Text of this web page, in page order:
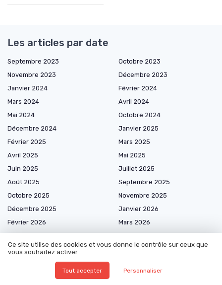
Les articles par date
Septembre 2023
Octobre 2023
Novembre 2023
Décembre 2023
Janvier 2024
Février 2024
Mars 2024
Avril 2024
Mai 2024
Octobre 2024
Décembre 2024
Janvier 2025
Février 2025
Mars 2025
Avril 2025
Mai 2025
Juin 2025
Juillet 2025
Août 2025
Septembre 2025
Octobre 2025
Novembre 2025
Décembre 2025
Janvier 2026
Février 2026
Mars 2026
Juin 2026
Juillet 2026
Ce site utilise des cookies et vous donne le contrôle sur ceux que
vous souhaitez activer
Tout accepter Personnaliser